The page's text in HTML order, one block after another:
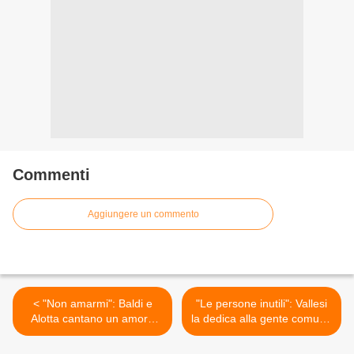
Commenti
Aggiungere un commento
< "Non amarmi": Baldi e
Alotta cantano un amore
"diverso"
"Le persone inutili": Vallesi
la dedica alla gente comune
>